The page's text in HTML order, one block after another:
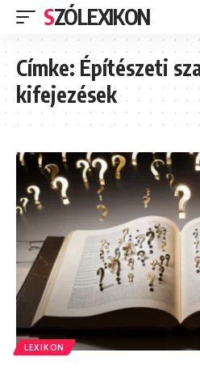
SZÓLEXIKON
Címke:Építészeti
kifejezések
LEXIKON